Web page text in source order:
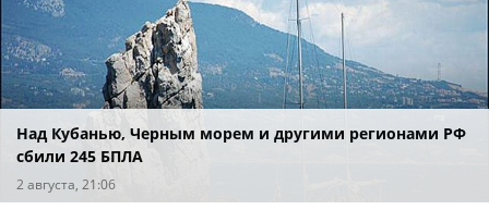
Над Кубанью, Черным морем и другими регионами РФ
сбили 245 БПЛА
2 августа, 21:06